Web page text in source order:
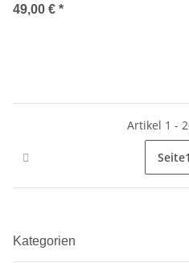
49,00 € *
Artikel 1 -
Seite1
Kategorien